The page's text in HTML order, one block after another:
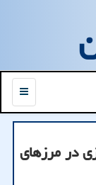
منو
نوروزی در مرزهای